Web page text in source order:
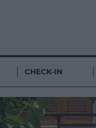
CHECK-IN